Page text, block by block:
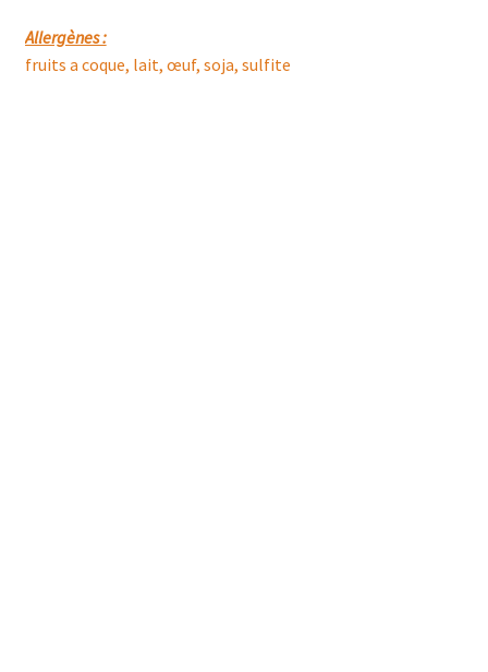
Allergènes :
fruits a coque, lait, œuf, soja, sulfite